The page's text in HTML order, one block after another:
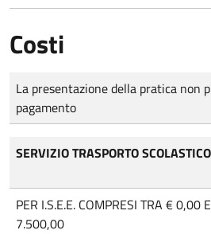
Costi
Tipo di pagamento
Importo
La presentazione della pratica non
pagamento
SERVIZIO TRASPORTO SCOLASTICO
PER I.S.E.E. COMPRESI TRA € 0,00
7.500,00